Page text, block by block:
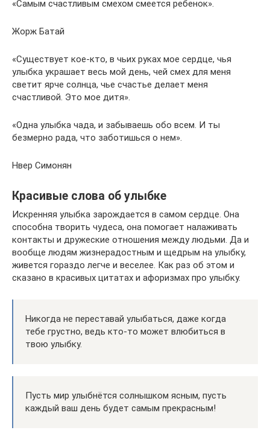
«Самым счастливым смехом смеется ребенок».
Жорж Батай
«Существует кое-кто, в чьих руках мое сердце, чья
улыбка украшает весь мой день, чей смех для меня
светит ярче солнца, чье счастье делает меня
счастливой. Это мое дитя».
«Одна улыбка чада, и забываешь обо всем. И ты
безмерно рада, что заботишься о нем».
Нвер Симонян
Красивые слова об улыбке
Искренняя улыбка зарождается в самом сердце. Она
способна творить чудеса, она помогает налаживать
контакты и дружеские отношения между людьми. Да и
вообще людям жизнерадостным и щедрым на улыбку,
живется гораздо легче и веселее. Как раз об этом и
сказано в красивых цитатах и афоризмах про улыбку.
Никогда не переставай улыбаться, даже когда
тебе грустно, ведь кто-то может влюбиться в
твою улыбку.
Пусть мир улыбнётся солнышком ясным, пусть
каждый ваш день будет самым прекрасным!